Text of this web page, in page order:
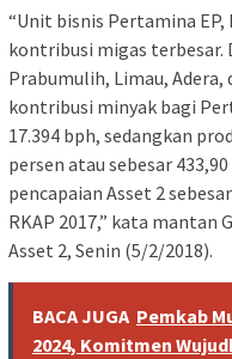
“Unit bisnis Pertamina EP,
kontribusi migas terbesar.
Prabumulih, Limau,
kontribusi minyak bagi
17.394 bph, sedangkan
persen atau sebesar
pencapaian Asset 2
RKAP 2017,” kata mantan
Asset 2, Senin (5/2/2018).
BACA JUGA Pemkab
2024, Komitmen